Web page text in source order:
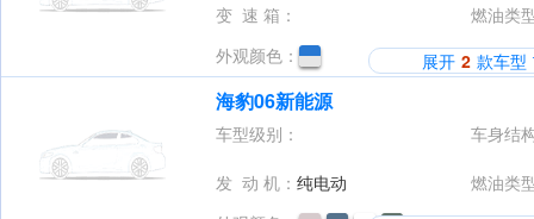
变 速 箱：
燃油类
外观颜色：
展开 2 款车型
海豹06新能源
车型级别： 车身结
发 动 机： 纯电动
燃油类